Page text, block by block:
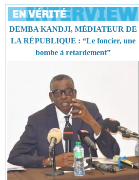
DEMBA KANDJI, MÉDIATEUR DE
LA RÉPUBLIQUE : “Le foncier, une
bombe à retardement”